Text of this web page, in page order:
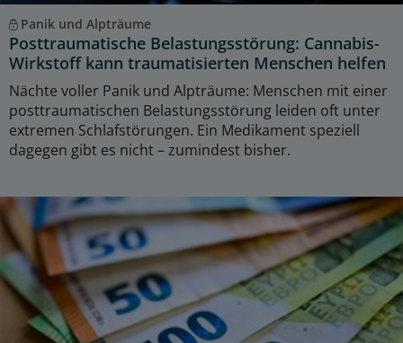
Panik und Alpträume
Posttraumatische Belastungsstörung: Cannabis-
Wirkstoff kann traumatisierten Menschen helfen
Nächte voller Panik und Alpträume: Menschen mit einer
posttraumatischen Belastungsstörung leiden oft unter
extremen Schlafstörungen. Ein Medikament speziell
dagegen gibt es nicht – zumindest bisher.